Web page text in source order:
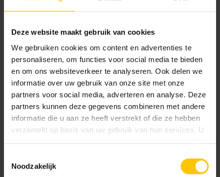
Deze website maakt gebruik van cookies
We gebruiken cookies om content en advertenties te
personaliseren, om functies voor social media te bieden
en om ons websiteverkeer te analyseren. Ook delen we
informatie over uw gebruik van onze site met onze
partners voor social media, adverteren en analyse. Deze
partners kunnen deze gegevens combineren met andere
informatie die u aan ze heeft verstrekt of die ze hebben
verzameld op basis van uw gebruik van hun services. U
gaat akkoord met onze cookies als u onze website blijft
Noodzakelijk
GeoColor
Bekijk
Infoboekje GeoStylistix